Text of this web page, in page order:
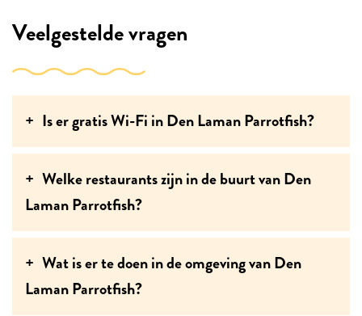
Veelgestelde vragen
Is er gratis Wi-Fi in Den Laman Parrotfish?
Welke restaurants zijn in de buurt van Den
Laman Parrotfish?
Wat is er te doen in de omgeving van Den
Laman Parrotfish?